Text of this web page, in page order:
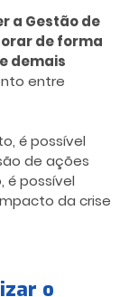
a Gestão de
de forma
demais
entre
é possível
de ações
é possível
da crise
o